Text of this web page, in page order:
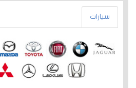
سيارات